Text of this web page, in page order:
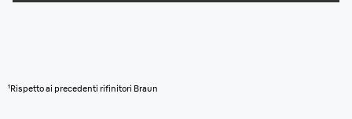
¹Rispetto ai precedenti rifinitori Braun